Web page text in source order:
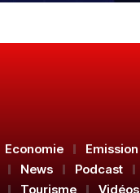
Economie Emission
News Podcast
Tourisme Vidéos